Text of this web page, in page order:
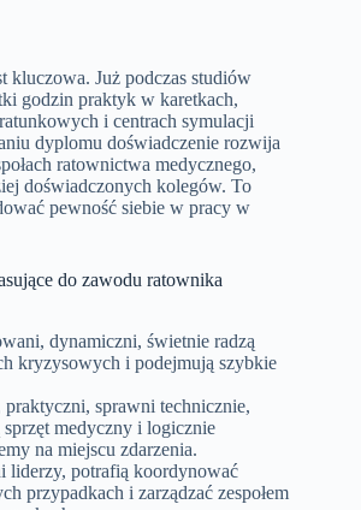
kluczowa. Już podczas studiów
godzin praktyk w karetkach,
i centrach symulacji
dyplomu doświadczenie rozwija
ratownictwa medycznego,
doświadczonych kolegów. To
pewność siebie w pracy w
do zawodu ratownika
dynamiczni, świetnie radzą
kryzysowych i podejmują szybkie
praktyczni, sprawni technicznie,
sprzęt medyczny i logicznie
na miejscu zdarzenia.
liderzy, potrafią koordynować
przypadkach i zarządzać zespołem